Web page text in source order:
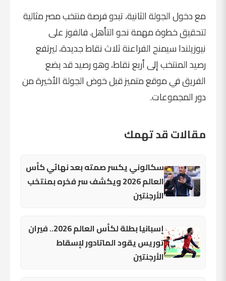
مع دخول الجولة الثانية، تبدو فرصة منتخب مصر مثالية
لتحقيق خطوة مهمة نحو التأهل. فالفوز على
نيوزيلندا سيمنح الفراعنة ثلاث نقاط جديدة، ليرتفع
رصيد المنتخب إلى أربع نقاط، وهو رصيد قد يضع
الفريق في موقع متميز قبل خوض الجولة الأخيرة من
دور المجموعات.
مقالات قد تهمك
سكالوني يكسر صمته بعد نهائي كأس
العالم 2026 ويكشف سر فخره بمنتخب
الأرجنتين
إسبانيا بطلة لكأس العالم 2026.. فيران
توريس يقود الماتادور لإسقاط
الأرجنتين